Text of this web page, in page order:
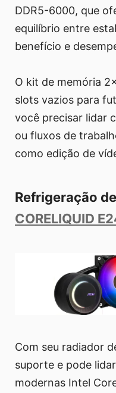
DDR5-6000, que
equilíbrio entre
benefício e
O kit de memória
slots vazios para
você precisar lidar
ou fluxos de
como edição de
Refrigeração
CORELIQUID
Com seu radiador
suporte e pode
modernas Intel